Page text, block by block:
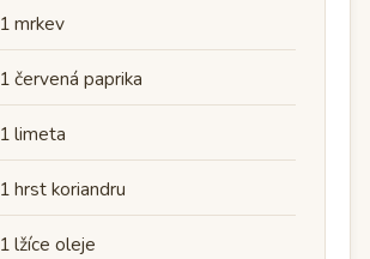
1 mrkev
1 červená paprika
1 limeta
1 hrst koriandru
1 lžíce oleje